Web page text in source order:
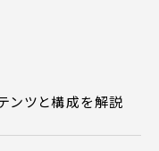
ンツと構成を解説